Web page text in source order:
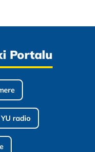
Portalu
radio